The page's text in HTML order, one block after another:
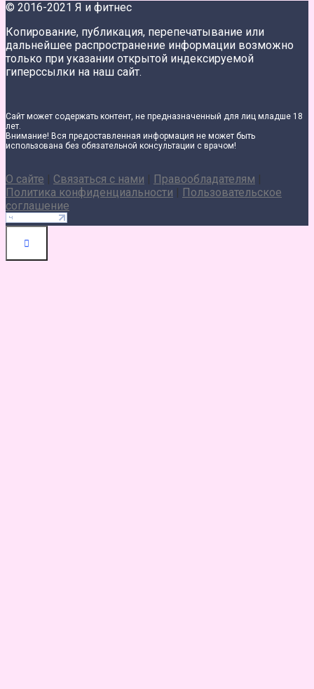
© 2016-2021 Я и фитнес
Копирование, публикация, перепечатывание или
дальнейшее распространение информации возможно
только при указании открытой индексируемой
гиперссылки на наш сайт.
Сайт может содержать контент, не предназначенный для лиц младше 18
лет.
Внимание! Вся предоставленная информация не может быть
использована без обязательной консультации с врачом!
О сайте Связаться с нами Правообладателям
Политика конфиденциальности
Пользовательское
соглашение